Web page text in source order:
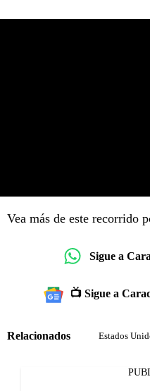
Vea más de este recorrido
Sigue a
📺 Sigue a
Relacionados Estados